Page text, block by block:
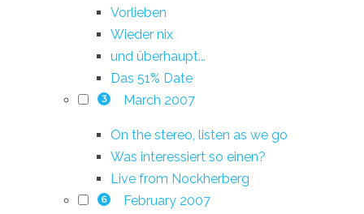
Vorlieben
Wieder nix
und überhaupt...
Das 51% Date
3 March 2007
On the stereo, listen as we go
Was interessiert so einen?
Live from Nockherberg
6 February 2007